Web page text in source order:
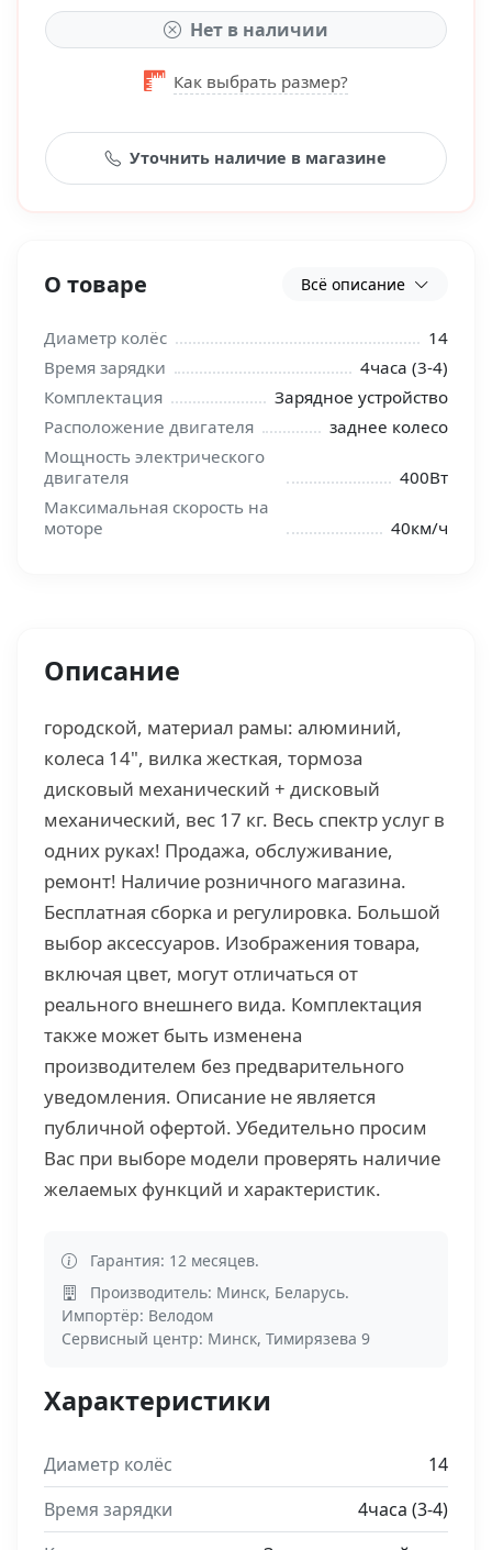
О товаре Всё описание
Диаметр колёс
14
Время зарядки
4часа (3-4)
Комплектация
Зарядное устройство
Расположение двигателя
заднее колесо
Мощность электрического
двигателя
400Вт
Максимальная скорость на
моторе
40км/ч
Нет в наличии
Как выбрать размер?
Уточнить наличие в магазине
Описание
городской, материал рамы: алюминий,
колеса 14", вилка жесткая, тормоза
дисковый механический + дисковый
механический, вес 17 кг. Весь спектр услуг в
одних руках! Продажа, обслуживание,
ремонт! Наличие розничного магазина.
Бесплатная сборка и регулировка. Большой
выбор аксессуаров. Изображения товара,
включая цвет, могут отличаться от
реального внешнего вида. Комплектация
также может быть изменена
производителем без предварительного
уведомления. Описание не является
публичной офертой. Убедительно просим
Вас при выборе модели проверять наличие
желаемых функций и характеристик.
Гарантия: 12 месяцев.
Производитель: Минск, Беларусь.
Импортёр: Велодом
Сервисный центр: Минск, Тимирязева 9
Характеристики
Диаметр колёс
14
Время зарядки
4часа (3-4)